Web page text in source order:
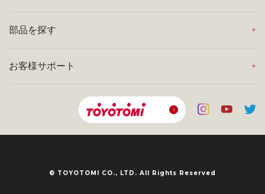
部品を探す
お客様サポート
© TOYOTOMI CO., LTD. All Rights Reserved